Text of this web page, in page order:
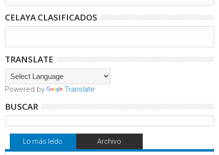
CELAYA CLASIFICADOS
TRANSLATE
Powered by Translate
BUSCAR
Lo más leído Archivo